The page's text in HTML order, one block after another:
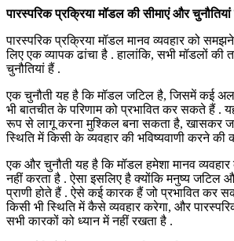
पारस्परिक प्रक्रिया मॉडल की सीमाएं और चुनौतियां
पारस्परिक प्रक्रिया मॉडल मानव व्यवहार को
लिए एक व्यापक ढांचा है . हालांकि, सभी मॉडलों की
चुनौतियां हैं .
एक चुनौती यह है कि मॉडल जटिल है, जिसमें कई
भी बातचीत के परिणाम को प्रभावित कर सकते हैं .
रूप से लागू करना मुश्किल बना सकता है, खासकर
स्थिति में किसी के व्यवहार की भविष्यवाणी करने की
एक और चुनौती यह है कि मॉडल हमेशा मानव व्यवहार
नहीं करता है . ऐसा इसलिए है क्योंकि मनुष्य जटिल
प्राणी होते हैं . ऐसे कई कारक हैं जो प्रभावित कर
किसी भी स्थिति में कैसे व्यवहार करेगा, और
सभी कारकों को ध्यान में नहीं रखता है .